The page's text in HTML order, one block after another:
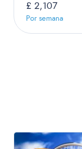
£ 2,107
Por semana